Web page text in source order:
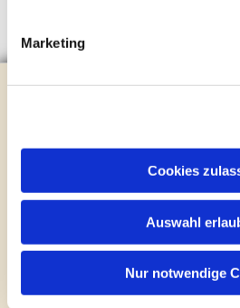
Marketing
Cookies
Auswahl
Nur notwendige
Evangelische Kirchengemeinde
Brockhagener Straße 28 |
Mail:gemeindeamt@kirche-
Newsletter abonnieren
Kontakt und Öffnungszeiten
Gemeinde- und Friedhofsamt
Montag: geschlossen